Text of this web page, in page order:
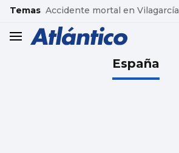
common.go-to-content
Temas Accidente mortal en Vilagarcía
header.menu.open
España